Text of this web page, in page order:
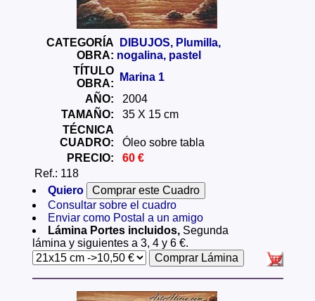
CATEGORÍA
OBRA:
DIBUJOS, Plumilla,
nogalina, pastel
TÍTULO
OBRA:
Marina 1
AÑO:
2004
TAMAÑO:
35 X 15 cm
TÉCNICA
CUADRO:
Óleo sobre tabla
PRECIO:
60 €
Ref.: 118
Quiero
Consultar sobre el cuadro
Enviar como Postal a un amigo
Lámina Portes incluidos, Segunda
lámina y siguientes a 3, 4 y 6 €.